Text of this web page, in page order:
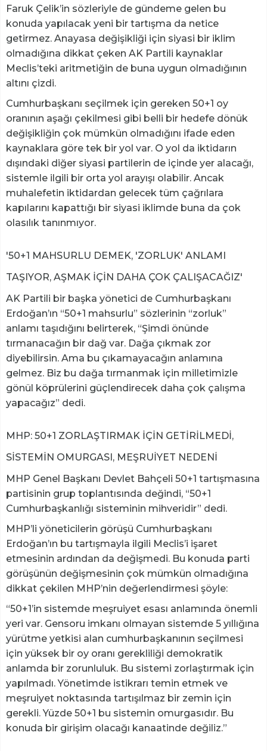
Faruk Çelik’in sözleriyle de gündeme gelen bu
konuda yapılacak yeni bir tartışma da netice
getirmez. Anayasa değişikliği için siyasi bir iklim
olmadığına dikkat çeken AK Partili kaynaklar
Meclis’teki aritmetiğin de buna uygun olmadığının
altını çizdi.
Cumhurbaşkanı seçilmek için gereken 50+1 oy
oranının aşağı çekilmesi gibi belli bir hedefe dönük
değişikliğin çok mümkün olmadığını ifade eden
kaynaklara göre tek bir yol var. O yol da iktidarın
dışındaki diğer siyasi partilerin de içinde yer alacağı,
sistemle ilgili bir orta yol arayışı olabilir. Ancak
muhalefetin iktidardan gelecek tüm çağrılara
kapılarını kapattığı bir siyasi iklimde buna da çok
olasılık tanınmıyor.
'50+1 MAHSURLU DEMEK, 'ZORLUK' ANLAMI
TAŞIYOR, AŞMAK İÇİN DAHA ÇOK ÇALIŞACAĞIZ'
AK Partili bir başka yönetici de Cumhurbaşkanı
Erdoğan’ın “50+1 mahsurlu” sözlerinin “zorluk”
anlamı taşıdığını belirterek, “Şimdi önünde
tırmanacağın bir dağ var. Dağa çıkmak zor
diyebilirsin. Ama bu çıkamayacağın anlamına
gelmez. Biz bu dağa tırmanmak için milletimizle
gönül köprülerini güçlendirecek daha çok çalışma
yapacağız” dedi.
MHP: 50+1 ZORLAŞTIRMAK İÇİN GETİRİLMEDİ,
SİSTEMİN OMURGASI, MEŞRUİYET NEDENİ
MHP Genel Başkanı Devlet Bahçeli 50+1 tartışmasına
partisinin grup toplantısında değindi, “50+1
Cumhurbaşkanlığı sisteminin mihveridir” dedi.
MHP’li yöneticilerin görüşü Cumhurbaşkanı
Erdoğan’ın bu tartışmayla ilgili Meclis’i işaret
etmesinin ardından da değişmedi. Bu konuda parti
görüşünün değişmesinin çok mümkün olmadığına
dikkat çekilen MHP’nin değerlendirmesi şöyle:
“50+1’in sistemde meşruiyet esası anlamında önemli
yeri var. Gensoru imkanı olmayan sistemde 5 yıllığına
yürütme yetkisi alan cumhurbaşkanının seçilmesi
için yüksek bir oy oranı gerekliliği demokratik
anlamda bir zorunluluk. Bu sistemi zorlaştırmak için
yapılmadı. Yönetimde istikrarı temin etmek ve
meşruiyet noktasında tartışılmaz bir zemin için
gerekli. Yüzde 50+1 bu sistemin omurgasıdır. Bu
konuda bir girişim olacağı kanaatinde değiliz.”